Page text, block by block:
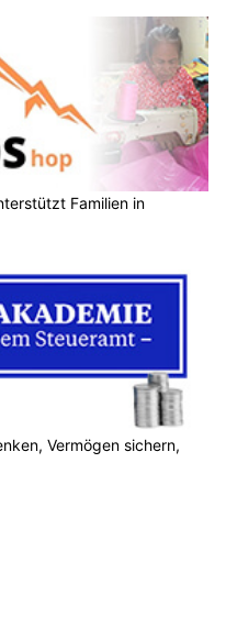
Familien in
Vermögen sichern,